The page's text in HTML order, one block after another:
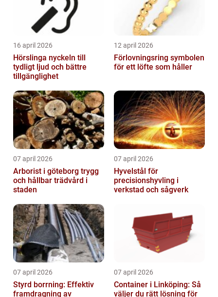
16 april 2026
Hörslinga nyckeln till
tydligt ljud och bättre
tillgänglighet
12 april 2026
Förlovningsring symbolen
för ett löfte som håller
07 april 2026
Arborist i göteborg trygg
och hållbar trädvård i
staden
07 april 2026
Hyvelstål för
precisionshyvling i
verkstad och sågverk
07 april 2026
Styrd borrning: Effektiv
framdragning av
07 april 2026
Container i Linköping: Så
väljer du rätt lösning för